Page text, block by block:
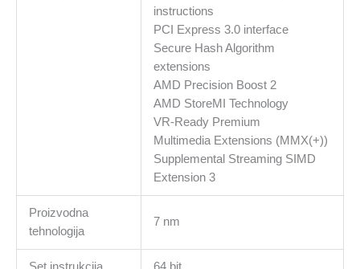
instructions
PCI Express 3.0 interface
Secure Hash Algorithm
extensions
AMD Precision Boost 2
AMD StoreMI Technology
VR-Ready Premium
Multimedia Extensions (MMX(+))
Supplemental Streaming SIMD
Extension 3
Proizvodna
tehnologija
7 nm
Set instrukcija 64 bit